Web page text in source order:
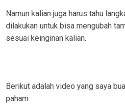
Namun kalian juga harus tahu
dilakukan untuk bisa mengubah
sesuai keinginan kalian.
Berikut adalah video yang saya
paham